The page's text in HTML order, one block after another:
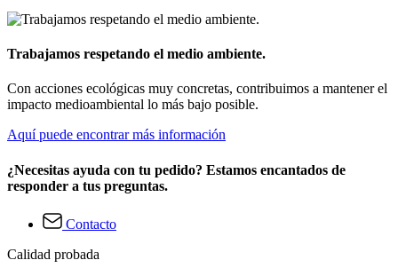
Trabajamos respetando el medio ambiente.
Con acciones ecológicas muy concretas, contribuimos a mantener el
impacto medioambiental lo más bajo posible.
Aquí puede encontrar más información
¿Necesitas ayuda con tu pedido? Estamos encantados de
responder a tus preguntas.
Contacto
Calidad probada